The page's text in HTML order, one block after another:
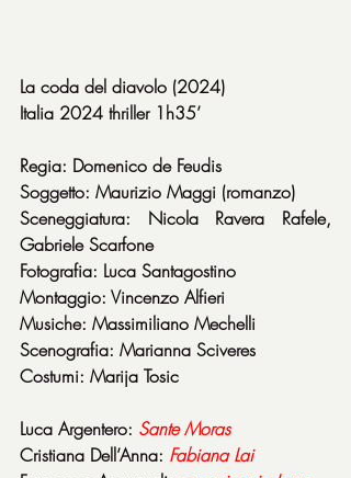
La coda del diavolo (2024)
Italia 2024 thriller 1h35’
Regia: Domenico de Feudis
Soggetto: Maurizio Maggi (romanzo)
Sceneggiatura: Nicola Ravera Rafele,
Gabriele Scarfone
Fotografia: Luca Santagostino
Montaggio: Vincenzo Alfieri
Musiche: Massimiliano Mechelli
Scenografia: Marianna Sciveres
Costumi: Marija Tosic
Luca Argentero: Sante Moras
Cristiana Dell’Anna: Fabiana Lai